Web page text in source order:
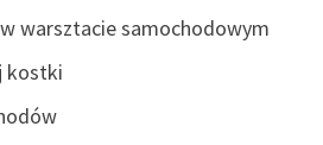
warsztacie samochodowym
kostki